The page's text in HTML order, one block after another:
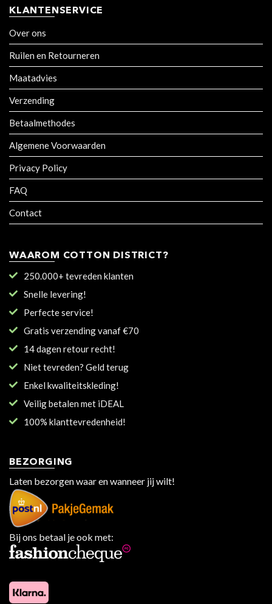
KLANTENSERVICE
Over ons
Ruilen en Retourneren
Maatadvies
Verzending
Betaalmethodes
Algemene Voorwaarden
Privacy Policy
FAQ
Contact
WAAROM COTTON DISTRICT?
250.000+ tevreden klanten
Snelle levering!
Perfecte service!
Gratis verzending vanaf €70
14 dagen retour recht!
Niet tevreden? Geld terug
Enkel kwaliteitskleding!
Veilig betalen met iDEAL
100% klanttevredenheid!
BEZORGING
Laten bezorgen waar en wanneer jij wilt!
Bij ons betaal je ook met: